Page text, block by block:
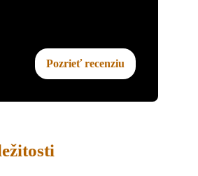
Pozrieť recenziu